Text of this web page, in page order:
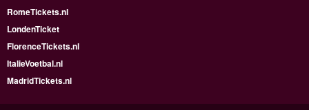
RomeTickets.nl
LondenTicket
FlorenceTickets.nl
ItalieVoetbal.nl
MadridTickets.nl